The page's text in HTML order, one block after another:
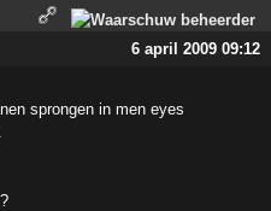
6 april 2009 09:12
sprongen in men eyes